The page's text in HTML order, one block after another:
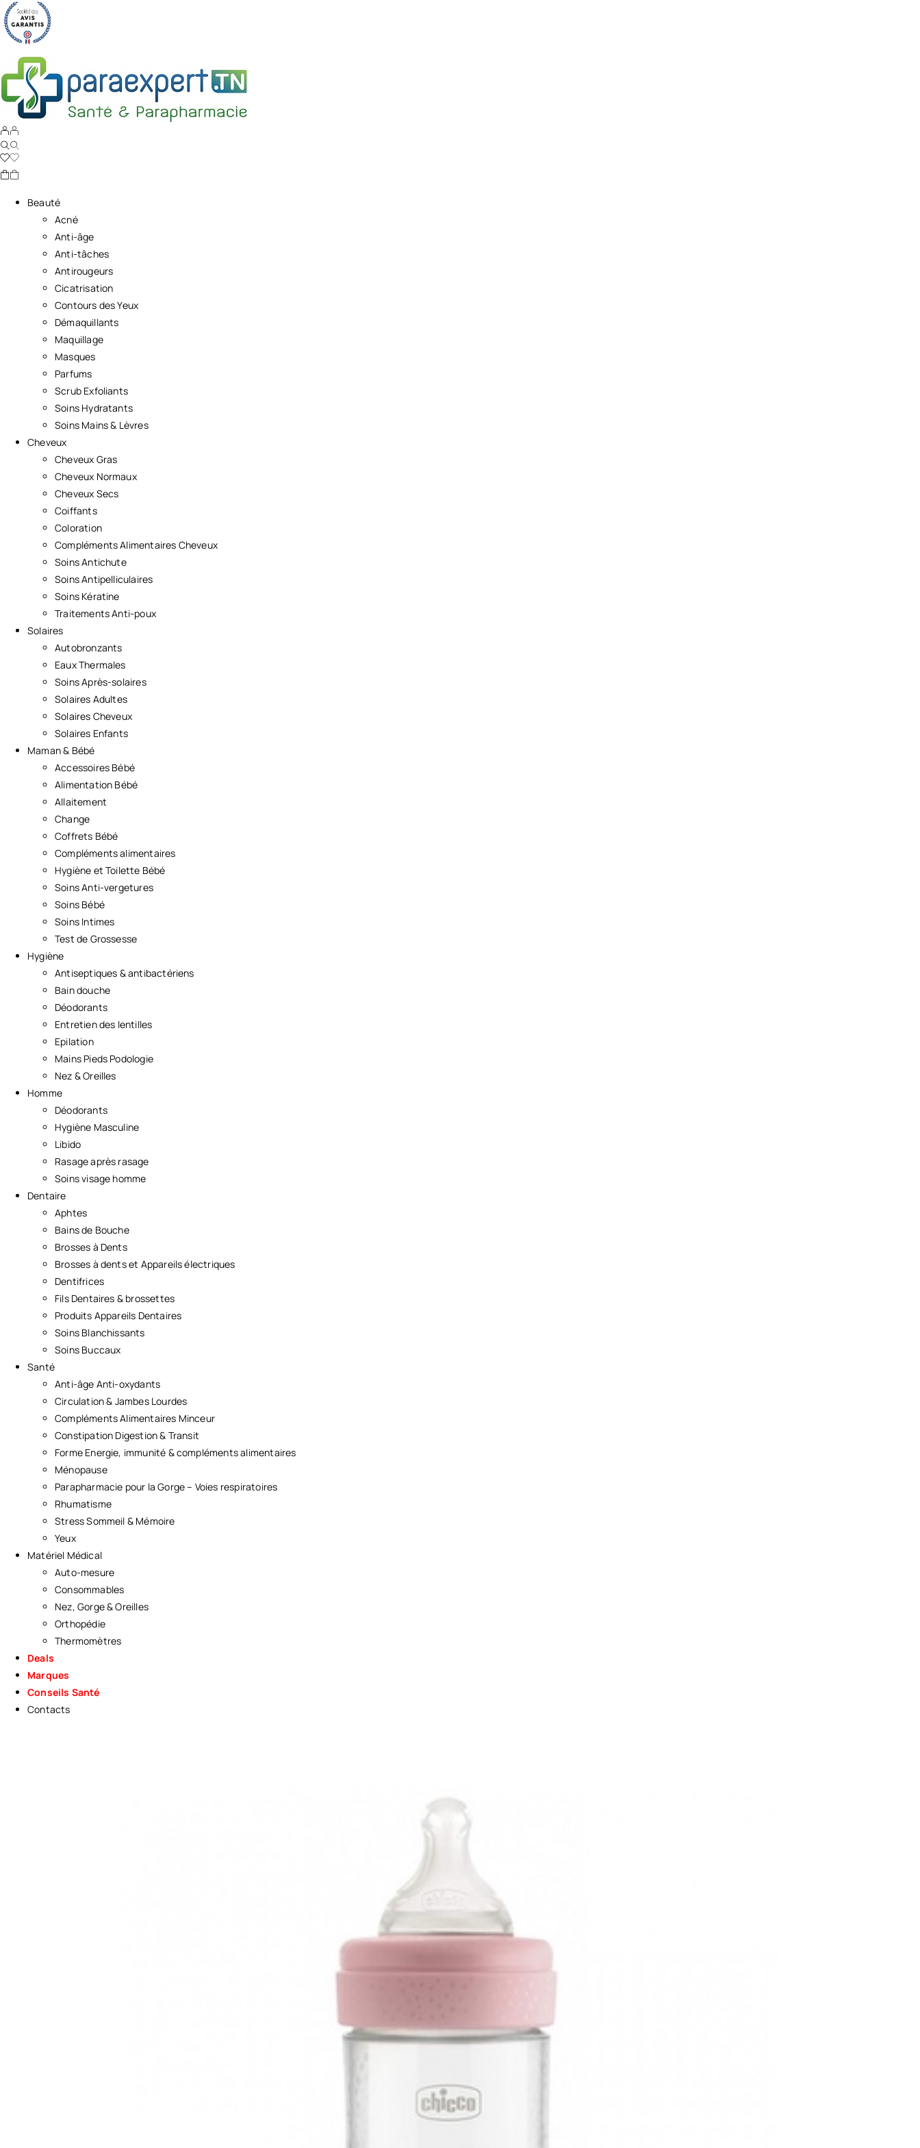
Beauté
Acné
Anti-âge
Anti-tâches
Antirougeurs
Cicatrisation
Contours des Yeux
Démaquillants
Maquillage
Masques
Parfums
Scrub Exfoliants
Soins Hydratants
Soins Mains & Lèvres
Cheveux
Cheveux Gras
Cheveux Normaux
Cheveux Secs
Coiffants
Coloration
Compléments Alimentaires Cheveux
Soins Antichute
Soins Antipelliculaires
Soins Kératine
Traitements Anti-poux
Solaires
Autobronzants
Eaux Thermales
Soins Après-solaires
Solaires Adultes
Solaires Cheveux
Solaires Enfants
Maman & Bébé
Accessoires Bébé
Alimentation Bébé
Allaitement
Change
Coffrets Bébé
Compléments alimentaires
Hygiène et Toilette Bébé
Soins Anti-vergetures
Soins Bébé
Soins Intimes
Test de Grossesse
Hygiène
Antiseptiques & antibactériens
Bain douche
Déodorants
Entretien des lentilles
Epilation
Mains Pieds Podologie
Nez & Oreilles
Homme
Déodorants
Hygiène Masculine
Libido
Rasage après rasage
Soins visage homme
Dentaire
Aphtes
Bains de Bouche
Brosses à Dents
Brosses à dents et Appareils électriques
Dentifrices
Fils Dentaires & brossettes
Produits Appareils Dentaires
Soins Blanchissants
Soins Buccaux
Santé
Anti-âge Anti-oxydants
Circulation & Jambes Lourdes
Compléments Alimentaires Minceur
Constipation Digestion & Transit
Forme Energie, immunité & compléments alimentaires
Ménopause
Parapharmacie pour la Gorge – Voies respiratoires
Rhumatisme
Stress Sommeil & Mémoire
Yeux
Matériel Médical
Auto-mesure
Consommables
Nez, Gorge & Oreilles
Orthopédie
Thermomètres
Deals
Marques
Conseils Santé
Contacts